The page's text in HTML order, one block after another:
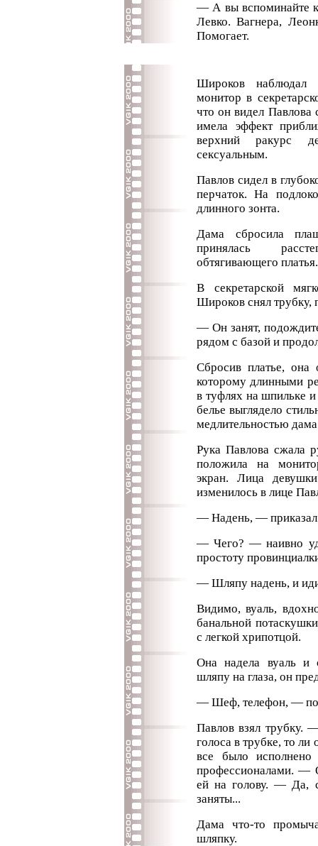
— А вы вспоминайте
Левко. Вагнера,
Помогает.
Широков наблюдал
монитор в
что он видел Павлова
имела эффект
верхний ракурс
сексуальным.
Павлов сидел в
перчаток. На
длинного зонта.
Дама сбросила
принялась
обтягивающего платья.
В секретарской
Широков снял трубку,
— Он занят,
рядом с базой и
Сбросив платье, она
которому длинными
в туфлях на шпильке
белье выглядело
медлительностью
Рука Павлова сжала
положила на
экран. Лица
изменилось в лице
— Надень, —
— Чего? — наивно
простоту
— Шляпу надень, и
Видимо, вуаль,
банальной
с легкой хрипотцой.
Она надела вуаль и
шляпу на глаза, он
— Шеф, телефон, — по
Павлов взял
голоса в трубке, то
все было исполнено
профессионалами. —
ей на голову. — Да,
заняты...
Дама что-то
шляпку.